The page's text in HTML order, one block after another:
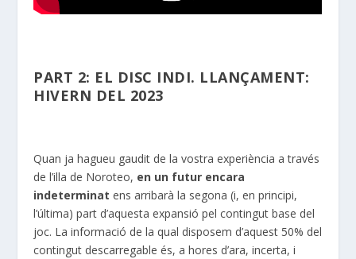
PART 2: EL DISC INDI. LLANÇAMENT:
HIVERN DEL 2023
Quan ja hagueu gaudit de la vostra experiència a través
de l’illa de Noroteo, en un futur encara
indeterminat ens arribarà la segona (i, en principi,
l’última) part d’aquesta expansió pel contingut base del
joc. La informació de la qual disposem d’aquest 50% del
contingut descarregable és, a hores d’ara, incerta, i